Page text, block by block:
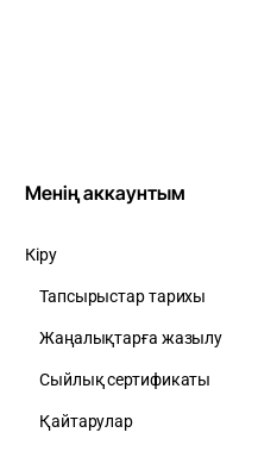
Менің аккаунтым
Кіру
Тапсырыстар тарихы
Жаңалықтарға жазылу
Сыйлық сертификаты
Қайтарулар